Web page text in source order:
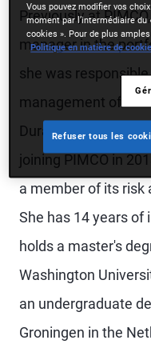
Previously at
manager in the
she was
management of
Duration, and
joining PIMCO in
a member of its risk
She has 14 years of
holds a master's
Washington
an undergraduate
Groningen in the
Vous pouvez modifier vos
moment par l’intermédiaire
cookies ». Pour de plus
Politique en matière de
Refuser tous les